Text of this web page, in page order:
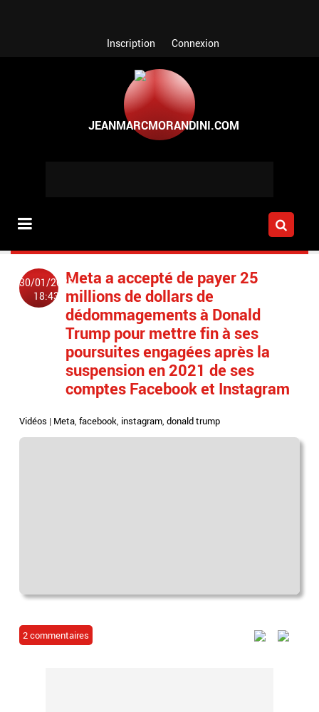
Inscription Connexion
30/01/2025
18:43
Meta a accepté de payer 25
millions de dollars de
dédommagements à Donald
Trump pour mettre fin à ses
poursuites engagées après la
suspension en 2021 de ses
comptes Facebook et Instagram
Vidéos | Meta,facebook, instagram,donald trump
2 commentaires